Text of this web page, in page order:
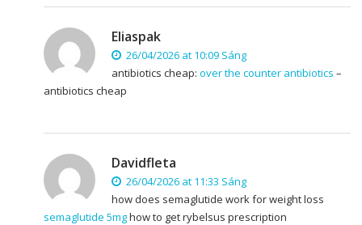
Eliaspak
26/04/2026 at 10:09 Sáng
antibiotics cheap: over the counter antibiotics –
antibiotics cheap
Davidfleta
26/04/2026 at 11:33 Sáng
how does semaglutide work for weight loss
semaglutide 5mghow to get rybelsus prescription